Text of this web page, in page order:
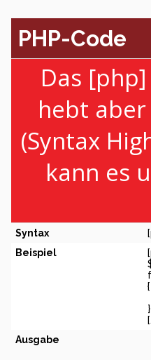
PHP-Code
Das
hebt
(Syntax
kann es
Syntax
Beispiel
{
}
Ausgabe